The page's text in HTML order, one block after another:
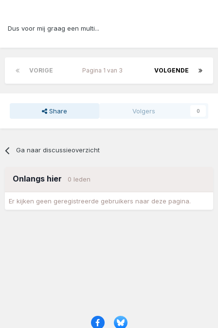
Dus voor mij graag een multi...
VORIGE VOLGENDE
Pagina 1 van 3
Share Volgers 0
Ga naar discussieoverzicht
Onlangs hier 0 leden
Er kijken geen geregistreerde gebruikers naar deze pagina.